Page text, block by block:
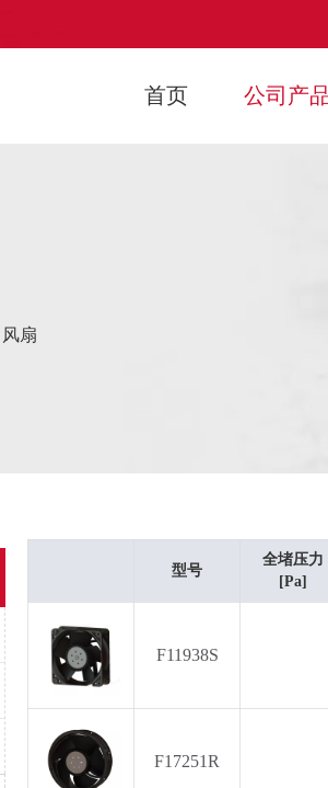
首页 公司产
风扇
型号
全堵压力
[Pa]
F11938S
F17251R